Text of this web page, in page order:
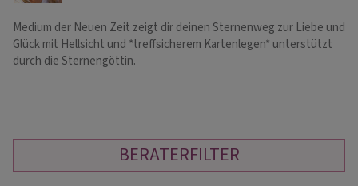
Medium der Neuen Zeit zeigt dir deinen Sternenweg zur Liebe und
Glück mit Hellsicht und *treffsicherem Kartenlegen* unterstützt
durch die Sternengöttin.
BERATERFILTER